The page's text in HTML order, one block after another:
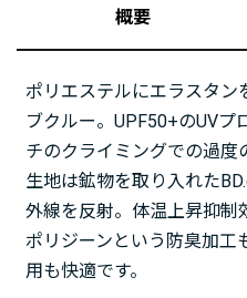
概要
ポリエステルにエラスタン
ブクルー。UPF50+のUVプ
チのクライミングでの過度
生地は鉱物を取り入れた
外線を反射。体温上昇抑制
ポリジーンという防臭加工
用も快適です。